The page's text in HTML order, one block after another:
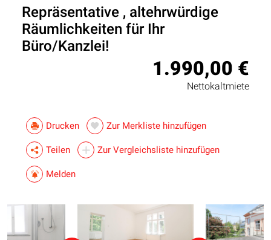
Repräsentative , altehrwürdige
Räumlichkeiten für Ihr
Büro/Kanzlei!
1.990,00 €
Nettokaltmiete
Drucken Zur Merkliste hinzufügen
Teilen Zur Vergleichsliste hinzufügen
Melden